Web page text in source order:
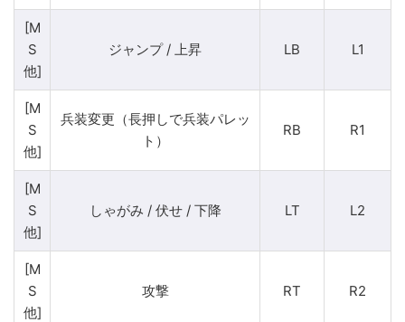
[M
S
他]
ジャンプ / 上昇 LB L1
[M
S
他]
兵装変更（長押しで兵装パレッ
ト）
RB R1
[M
S
他]
しゃがみ / 伏せ / 下降 LT L2
[M
S
他]
攻撃 RT R2